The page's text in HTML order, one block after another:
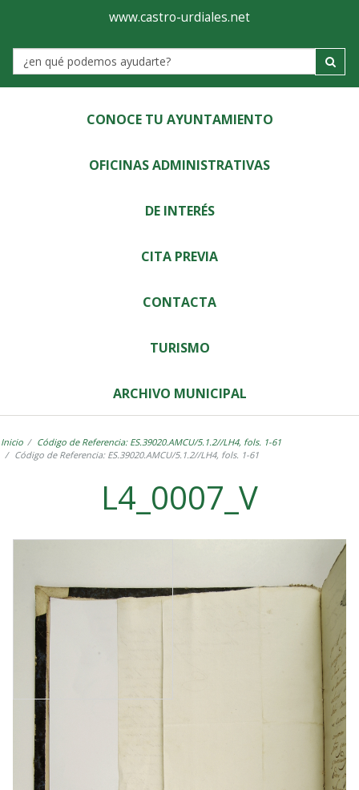
Ayuntamiento
de
Castro-
Urdiales
www.castro-urdiales.net
Label
CONOCE TU AYUNTAMIENTO
OFICINAS ADMINISTRATIVAS
DE INTERÉS
CITA PREVIA
CONTACTA
TURISMO
ARCHIVO MUNICIPAL
Inicio
Código de Referencia: ES.39020.AMCU/5.1.2//LH4, fols. 1-61
Código de Referencia: ES.39020.AMCU/5.1.2//LH4, fols. 1-61
L4_0007_V